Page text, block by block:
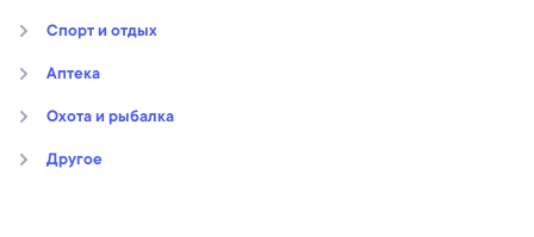
Спорт и отдых
Аптека
Охота и рыбалка
Другое